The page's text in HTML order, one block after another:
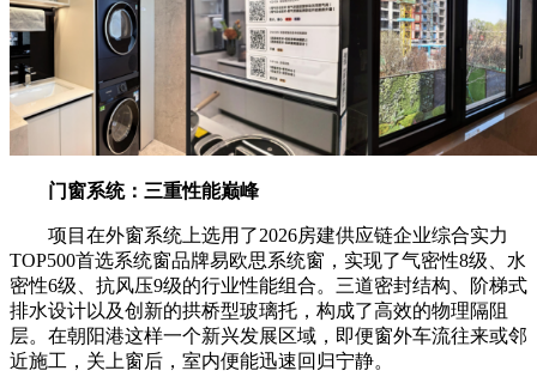
门窗系统：三重性能巅峰
项目在外窗系统上选用了2026房建供应链企业综合实力
TOP500首选系统窗品牌易欧思系统窗，实现了气密性8级、水
密性6级、抗风压9级的行业性能组合。三道密封结构、阶梯式
排水设计以及创新的拱桥型玻璃托，构成了高效的物理隔阻
层。在朝阳港这样一个新兴发展区域，即便窗外车流往来或邻
近施工，关上窗后，室内便能迅速回归宁静。